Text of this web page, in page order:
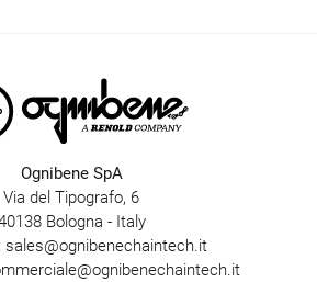
Ognibene SpA
Via del Tipografo, 6
Bologna - Italy
sales@ognibenechaintech.it